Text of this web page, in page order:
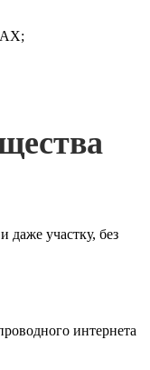
даже участку, без
интернета